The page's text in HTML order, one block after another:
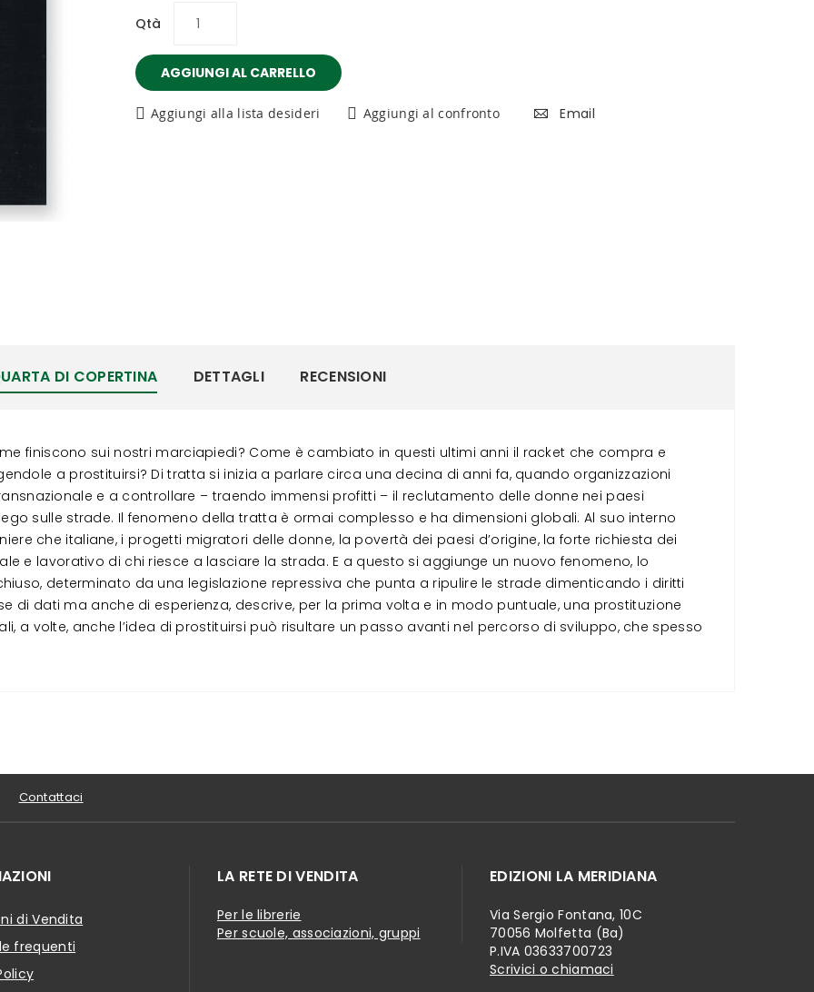
Qtà
AGGIUNGI AL CARRELLO
Aggiungi alla lista desideri Aggiungi al confronto Email
DI COPERTINA
finiscono sui nostri marciapiedi? Come è cambiato in questi ultimi anni il racket che compra e
a prostituirsi? Di tratta si inizia a parlare circa una decina di anni fa, quando organizzazioni
e a controllare – traendo immensi profitti – il reclutamento delle donne nei paesi
sulle strade. Il fenomeno della tratta è ormai complesso e ha dimensioni globali. Al suo interno
che italiane, i progetti migratori delle donne, la povertà dei paesi d’origine, la forte richiesta dei
e lavorativo di chi riesce a lasciare la strada. E a questo si aggiunge un nuovo fenomeno, lo
determinato da una legislazione repressiva che punta a ripulire le strade dimenticando i diritti
di dati ma anche di esperienza, descrive, per la prima volta e in modo puntuale, una prostituzione
a volte, anche l’idea di prostituirsi può risultare un passo avanti nel percorso di sviluppo, che spesso
DETTAGLI RECENSIONI
Contattaci
di Vendita
frequenti
LA RETE DI VENDITA
Per le librerie
Per scuole, associazioni, gruppi
EDIZIONI LA MERIDIANA
Via Sergio Fontana, 10C
70056 Molfetta (Ba)
P.IVA 03633700723
Scrivici o chiamaci